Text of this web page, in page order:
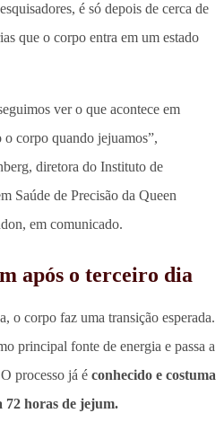
é só depois de cerca de
que o corpo entra em um estado
ver o que acontece em
corpo quando jejuamos”,
diretora do Instituto de
Saúde de Precisão da Queen
em comunicado.
após o terceiro dia
o corpo faz uma transição esperada.
principal fonte de energia e passa a
processo já é conhecido e costuma
72 horas de jejum.